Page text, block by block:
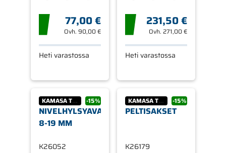
77,00 €
Ovh. 90,00 €
Heti varastossa
231,50 €
Ovh.271,00 €
Heti varastossa
KAMASA TOOLS -15%
NIVELHYLSYAVAIMET,
8-19 MM
K26052
KAMASA TOOLS -15%
PELTISAKSET
K26179